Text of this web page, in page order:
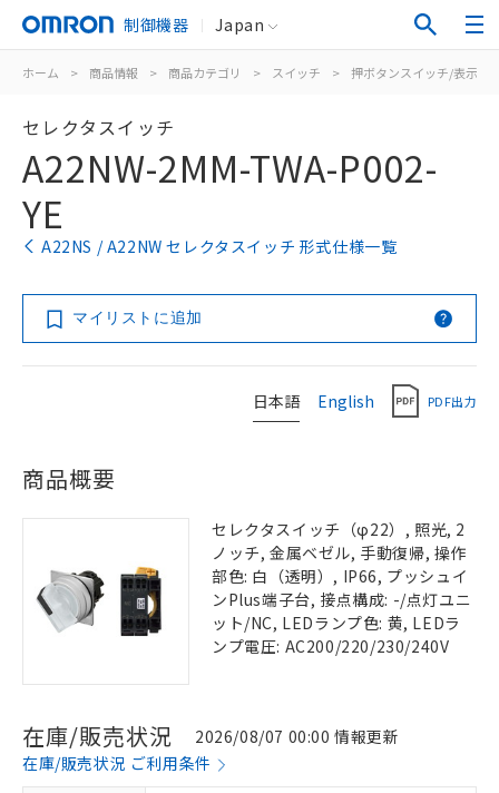
制御機器 Japan
ホーム > 商品情報 > 商品カテゴリ > スイッチ > 押ボタンスイッチ/表示灯
セレクタスイッチ
A22NW-2MM-TWA-P002-
YE
A22NS / A22NW セレクタスイッチ 形式仕様一覧
マイリストに追加
日本語 English PDF出力
商品概要
セレクタスイッチ（φ22）, 照光, 2
ノッチ, 金属ベゼル, 手動復帰, 操作
部色: 白（透明）, IP66, プッシュイ
ンPlus端子台, 接点構成: -/点灯ユニ
ット/NC, LEDランプ色: 黄, LEDラ
ンプ電圧: AC200/220/230/240V
在庫/販売状況
2026/08/07 00:00 情報更新
在庫/販売状況 ご利用条件